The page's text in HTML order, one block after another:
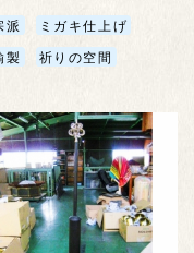
派
ミガキ仕上げ
製
祈りの空間